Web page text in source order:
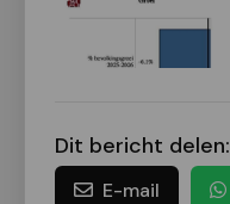
Dit bericht delen:
E-mail